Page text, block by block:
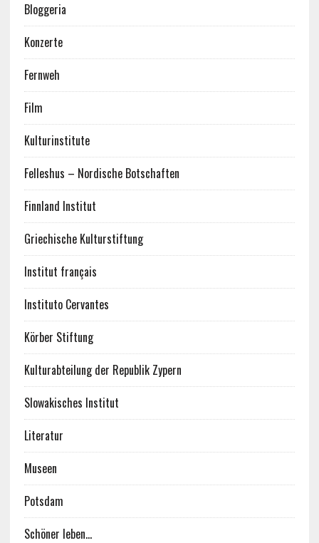
Bloggeria
Konzerte
Fernweh
Film
Kulturinstitute
Felleshus – Nordische Botschaften
Finnland Institut
Griechische Kulturstiftung
Institut français
Instituto Cervantes
Körber Stiftung
Kulturabteilung der Republik Zypern
Slowakisches Institut
Literatur
Museen
Potsdam
Schöner leben…